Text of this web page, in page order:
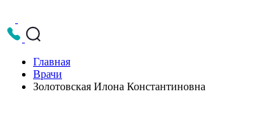
Главная
Врачи
Золотовская Илона Константиновна